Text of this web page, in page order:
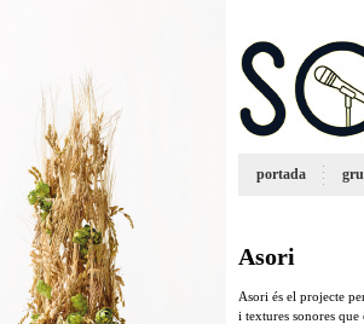
portada
Asori
Asori és el projecte
i textures sonores